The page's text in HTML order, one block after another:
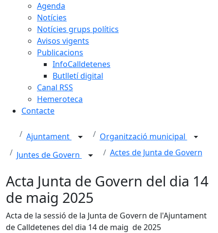
Agenda
Notícies
Notícies grups polítics
Avisos vigents
Publicacions
InfoCalldetenes
Butlletí digital
Canal RSS
Hemeroteca
Contacte
Ajuntament
Organització municipal
Juntes de Govern
Actes de Junta de Govern
Acta Junta de Govern del dia 14
de maig 2025
Acta de la sessió de la Junta de Govern de l'Ajuntament
de Calldetenes del dia 14 de maig de 2025